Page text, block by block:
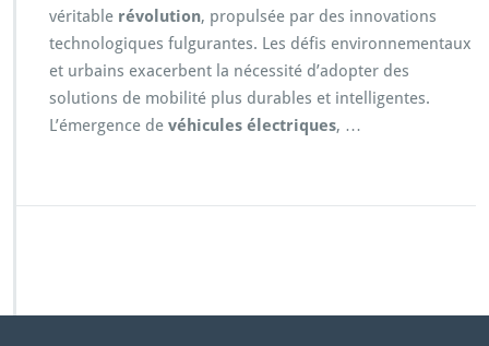
véritable révolution, propulsée par des innovations
technologiques fulgurantes. Les défis environnementaux
et urbains exacerbent la nécessité d’adopter des
solutions de mobilité plus durables et intelligentes.
L’émergence de véhicules électriques, …